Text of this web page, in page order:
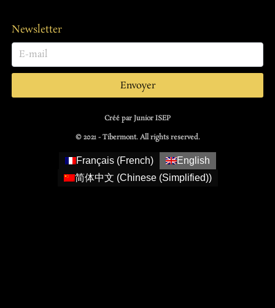
Newsletter
Envoyer
Créé par Junior ISEP
© 2021 - Tibermont. All rights reserved.
Français (French)
English
简体中文 (Chinese (Simplified))